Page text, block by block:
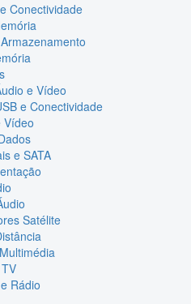
Conectividade
e Vídeo
e Conectividade
Vídeo
e SATA
Satélite
Rádio